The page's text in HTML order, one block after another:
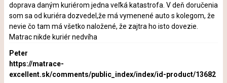
doprava daným kuriérom jedna veľká katastrofa. V deň doručenia
som sa od kuriéra dozvedel,že má vymenené auto s kolegom, že
nevie čo tam má všetko naložené, že zajtra ho isto dovezie.
Matrac nikde kuriér nedvíha
Peter
https://matrace-
excellent.sk/comments/public_index/index/id-product/13682